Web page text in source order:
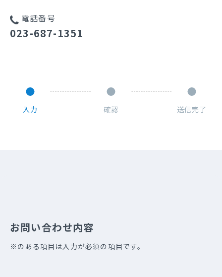
電話番号
023-687-1351
入力 確認 送信完了
お問い合わせ内容
※のある項目は入力が必須の項目です。